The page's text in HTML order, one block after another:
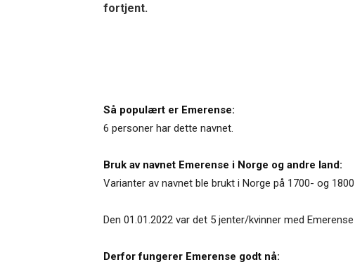
fortjent.
Så populært er Emerense:
6 personer har dette navnet.
Bruk av navnet Emerense i Norge og andre land:
Varianter av navnet ble brukt i Norge på 1700- og
Den 01.01.2022 var det 5 jenter/kvinner med
Derfor fungerer Emerense godt nå: